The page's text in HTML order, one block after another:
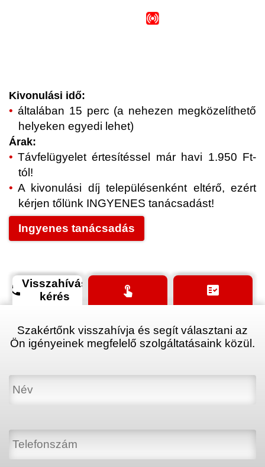
Kivonulási idő:
általában 15 perc (a nehezen megközelíthető
helyeken egyedi lehet)
Árak:
Távfelügyelet értesítéssel már havi 1.950 Ft-
tól!
A kivonulási díj településenként eltérő, ezért
kérjen tőlünk INGYENES tanácsadást!
Ingyenes tanácsadás
phoneVisszahívás
kérés
touch_app fact_check
Szakértőnk visszahívja és segít választani az
Ön igényeinek megfelelő szolgáltatásaink közül.